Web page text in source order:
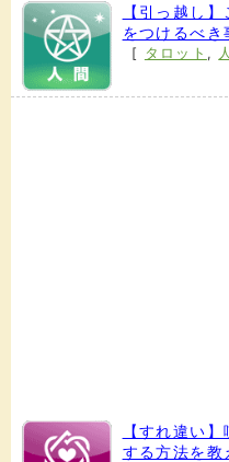
【引っ越し
をつけるべき
[ タロット ,
【すれ違い
する方法を教